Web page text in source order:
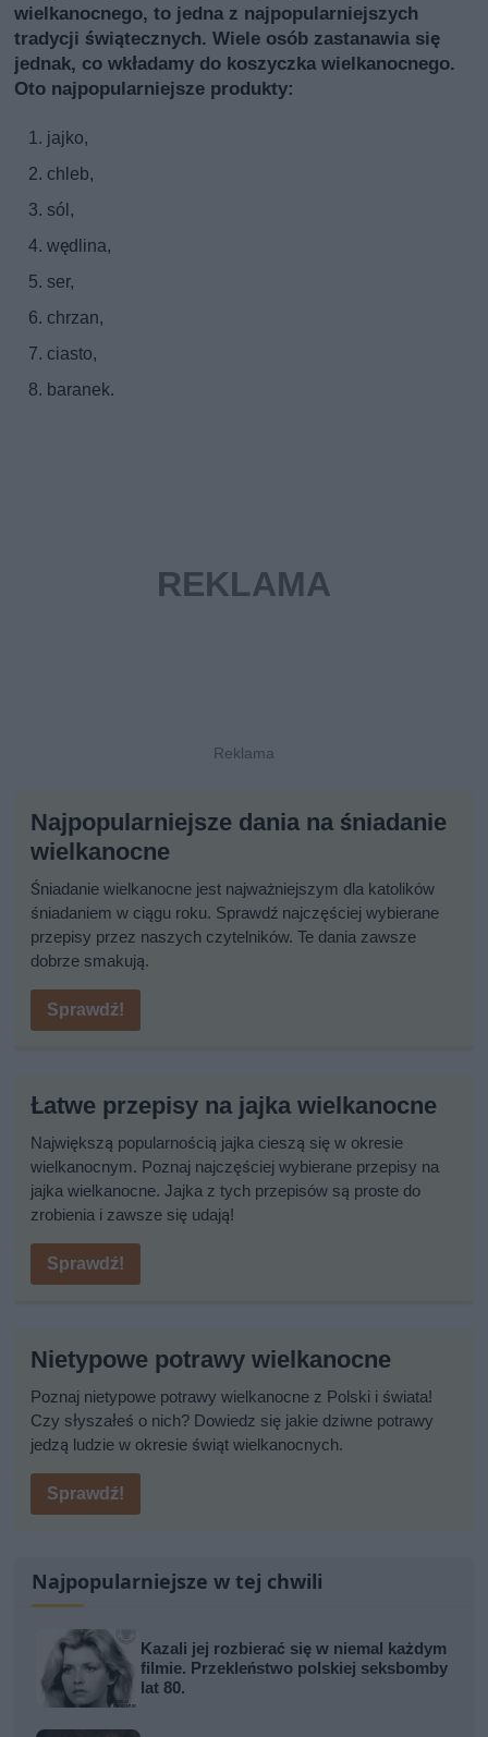
wielkanocnego, to jedna z najpopularniejszych
tradycji świątecznych. Wiele osób zastanawia się
jednak, co wkładamy do koszyczka wielkanocnego.
Oto najpopularniejsze produkty:
jajko,
chleb,
sól,
wędlina,
ser,
chrzan,
ciasto,
baranek.
Najpopularniejsze dania na śniadanie
wielkanocne
Śniadanie wielkanocne jest najważniejszym dla katolików
śniadaniem w ciągu roku. Sprawdź najczęściej wybierane
przepisy przez naszych czytelników. Te dania zawsze
dobrze smakują.
Sprawdź!
Łatwe przepisy na jajka wielkanocne
Największą popularnością jajka cieszą się w okresie
wielkanocnym. Poznaj najczęściej wybierane przepisy na
jajka wielkanocne. Jajka z tych przepisów są proste do
zrobienia i zawsze się udają!
Sprawdź!
Nietypowe potrawy wielkanocne
Poznaj nietypowe potrawy wielkanocne z Polski i świata!
Czy słyszałeś o nich? Dowiedz się jakie dziwne potrawy
jedzą ludzie w okresie świąt wielkanocnych.
Sprawdź!
Najpopularniejsze w tej chwili
Kazali jej rozbierać się w niemal każdym
filmie. Przekleństwo polskiej seksbomby
lat 80.